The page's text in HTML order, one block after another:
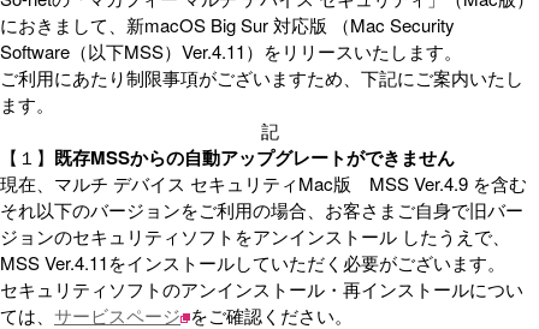
におきまして、新macOS Big Sur 対応版 （Mac Security
Software（以下MSS）Ver.4.11）をリリースいたします。
ご利用にあたり制限事項がございますため、下記にご案内いたし
ます。
記
【１】 既存MSSからの自動アップグレートができません
現在、マルチ デバイス セキュリティMac版 MSS Ver.4.9 を含む
それ以下のバージョンをご利用の場合、お客さまご自身で旧バー
ジョンのセキュリティソフトをアンインストール したうえで、
MSS Ver.4.11をインストールしていただく必要がございます。
セキュリティソフトのアンインストール・再インストールについ
ては、 サービスページ をご確認ください。